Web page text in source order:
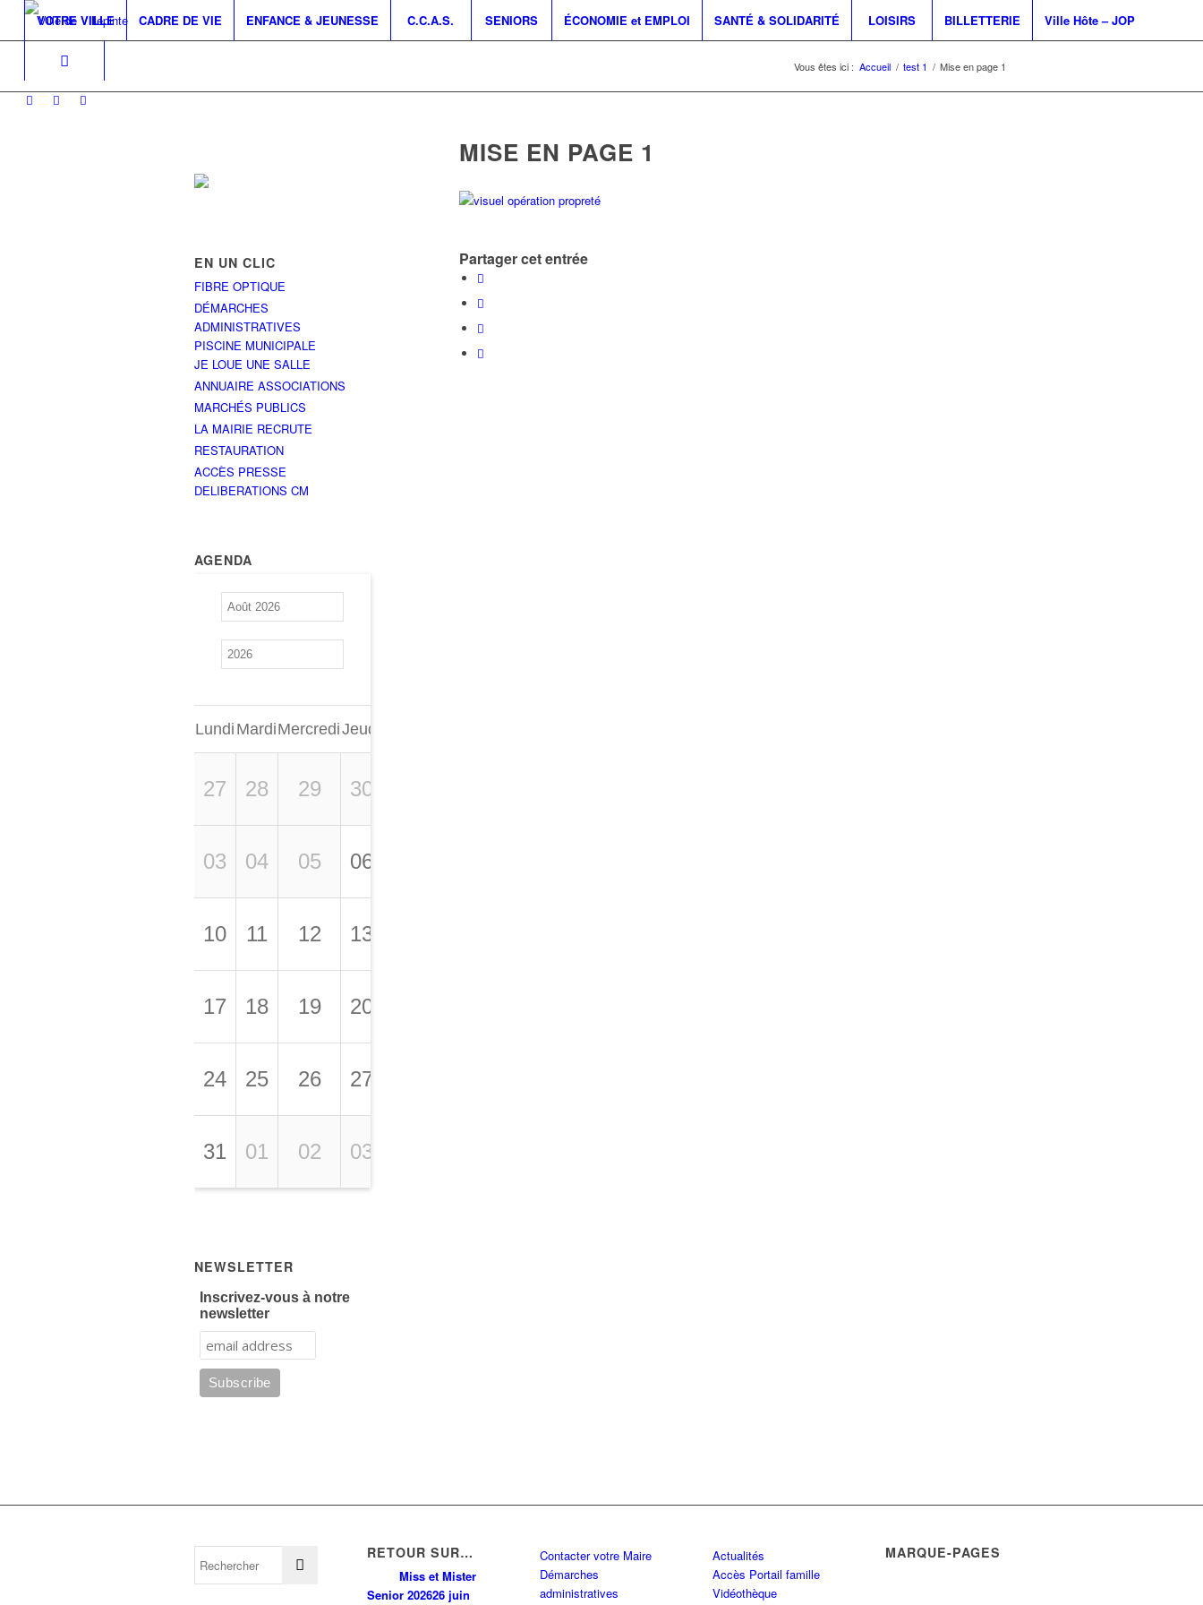
VOTRE VILLE CADRE DE VIE ENFANCE & JEUNESSE C.C.A.S. SENIORS ÉCONOMIE et EMPLOI SANTÉ & SOLIDARITÉ LOISIRS BILLETTERIE Ville Hôte – JOP
Vous êtes ici : Accueil / test 1 / Mise en page 1
MISE EN PAGE 1
Partager cet entrée
EN UN CLIC
FIBRE OPTIQUE
DÉMARCHES
ADMINISTRATIVES
PISCINE MUNICIPALE
JE LOUE UNE SALLE
ANNUAIRE ASSOCIATIONS
MARCHÉS PUBLICS
LA MAIRIE RECRUTE
RESTAURATION
ACCÈS PRESSE
DELIBERATIONS CM
AGENDA
Lundi MardiMercrediJeudi
27 28 29 30
03 04 05 06
10 11 12 13
17 18 19 20
24 25 26 27
31 01 02 03
NEWSLETTER
Inscrivez-vous à notre
newsletter
RETOUR SUR…
Miss et Mister
Senior 202626 juin
Contacter votre Maire
Démarches
administratives
Actualités
Accès Portail famille
Vidéothèque
MARQUE-PAGES